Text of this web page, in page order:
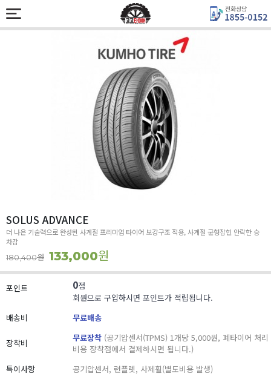
SOLUS ADVANCE
더 나은 기술력으로 완성된 사계절 프리미엄 타이어 보강구조 적용, 사계절 균형잡힌 안락한 승
차감
180,400원 133,000원
포인트 0점
회원으로 구입하시면 포인트가 적립됩니다.
배송비
무료배송
장착비 무료장착 (공기압센서(TPMS) 1개당 5,000원, 폐타이어 처리
비용 장착점에서 결제하시면 됩니다.)
특이사항
공기압센서, 런플렛, 사제휠(별도비용 발생)